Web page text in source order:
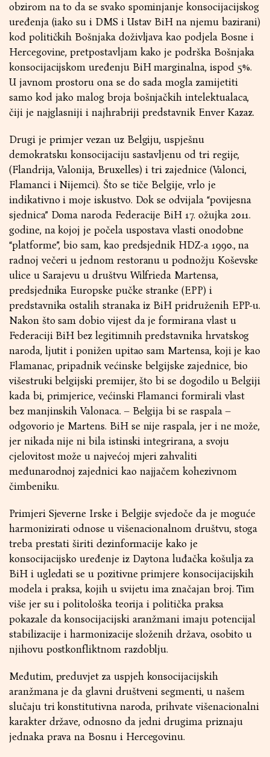
obzirom na to da se svako spominjanje konsocijacijskog
uređenja (iako su i DMS i Ustav BiH na njemu bazirani)
kod političkih Bošnjaka doživljava kao podjela Bosne i
Hercegovine, pretpostavljam kako je podrška Bošnjaka
konsocijacijskom uređenju BiH marginalna, ispod 5%.
U javnom prostoru ona se do sada mogla zamijetiti
samo kod jako malog broja bošnjačkih intelektualaca,
čiji je najglasniji i najhrabriji predstavnik Enver Kazaz.
Drugi je primjer vezan uz Belgiju, uspješnu
demokratsku konsocijaciju sastavljenu od tri regije,
(Flandrija, Valonija, Bruxelles) i tri zajednice (Valonci,
Flamanci i Nijemci). Što se tiče Belgije, vrlo je
indikativno i moje iskustvo. Dok se odvijala “povijesna
sjednica” Doma naroda Federacije BiH 17. ožujka 2011.
godine, na kojoj je počela uspostava vlasti onodobne
“platforme”, bio sam, kao predsjednik HDZ-a 1990., na
radnoj večeri u jednom restoranu u podnožju Koševske
ulice u Sarajevu u društvu Wilfrieda Martensa,
predsjednika Europske pučke stranke (EPP) i
predstavnika ostalih stranaka iz BiH pridruženih EPP-u.
Nakon što sam dobio vijest da je formirana vlast u
Federaciji BiH bez legitimnih predstavnika hrvatskog
naroda, ljutit i ponižen upitao sam Martensa, koji je kao
Flamanac, pripadnik većinske belgijske zajednice, bio
višestruki belgijski premijer, što bi se dogodilo u Belgiji
kada bi, primjerice, većinski Flamanci formirali vlast
bez manjinskih Valonaca. – Belgija bi se raspala –
odgovorio je Martens. BiH se nije raspala, jer i ne može,
jer nikada nije ni bila istinski integrirana, a svoju
cjelovitost može u najvećoj mjeri zahvaliti
međunarodnoj zajednici kao najjačem kohezivnom
čimbeniku.
Primjeri Sjeverne Irske i Belgije svjedoče da je moguće
harmonizirati odnose u višenacionalnom društvu, stoga
treba prestati širiti dezinformacije kako je
konsocijacijsko uređenje iz Daytona luđačka košulja za
BiH i ugledati se u pozitivne primjere konsocijacijskih
modela i praksa, kojih u svijetu ima značajan broj. Tim
više jer su i politološka teorija i politička praksa
pokazale da konsocijacijski aranžmani imaju potencijal
stabilizacije i harmonizacije složenih država, osobito u
njihovu postkonfliktnom razdoblju.
Međutim, preduvjet za uspjeh konsocijacijskih
aranžmana je da glavni društveni segmenti, u našem
slučaju tri konstitutivna naroda, prihvate višenacionalni
karakter države, odnosno da jedni drugima priznaju
jednaka prava na Bosnu i Hercegovinu.